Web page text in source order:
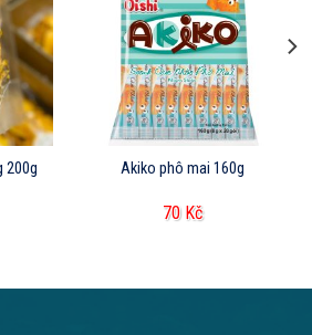
200g Akiko phô mai 160g
70 Kč